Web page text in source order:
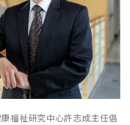
福祉研究中心許志成主任倡